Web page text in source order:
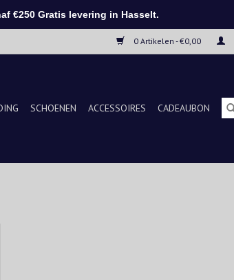
0 Artikelen - €0,00
SCHOENEN ACCESSOIRES CADEAUBON
€250 Gratis levering in Hasselt.